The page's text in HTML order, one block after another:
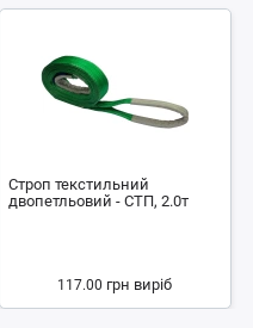
Строп текстильний
двопетльовий - СТП, 2.0т
117.00 грн виріб